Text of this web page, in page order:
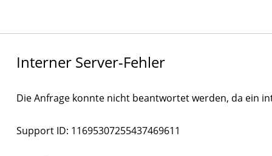
Interner Server-Fehler
Die Anfrage konnte nicht beantwortet werden, da ein
Support ID: 11695307255437469611